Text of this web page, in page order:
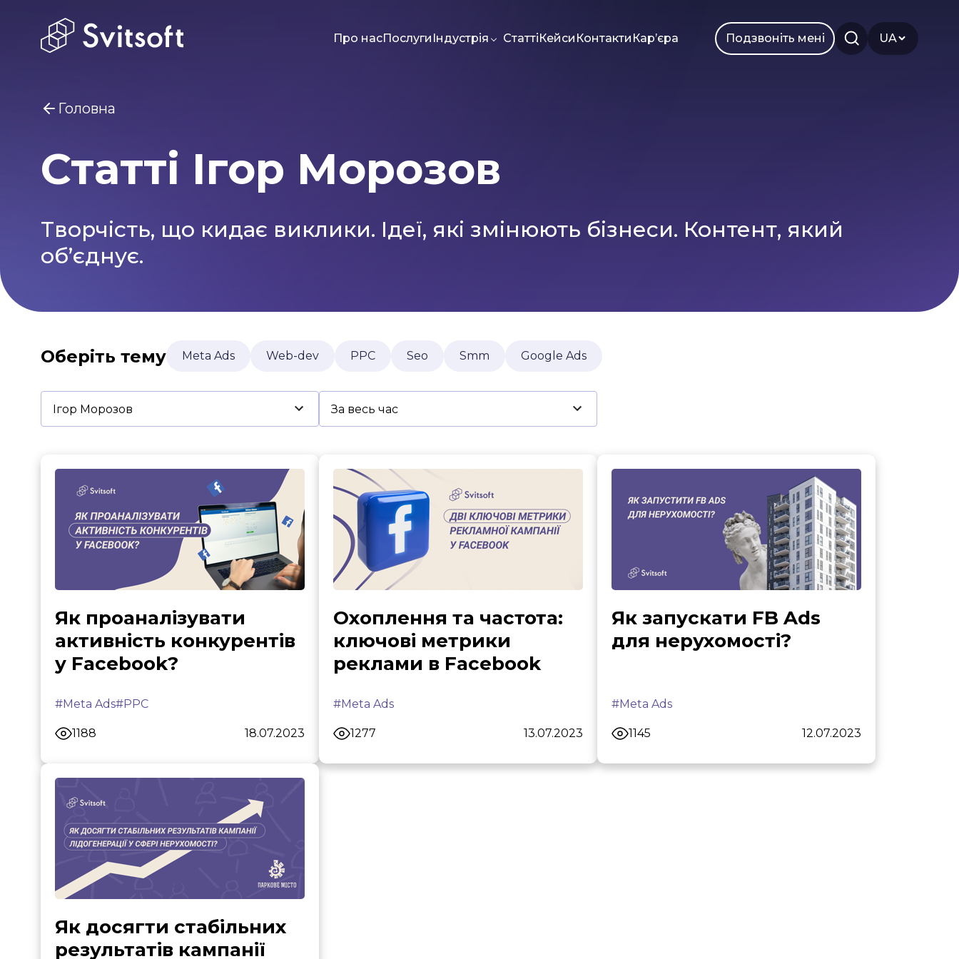
Про насПослуги Індустрія СтаттіКейси Контакти Карʼєра Подзвоніть мені UA
Вам може бути цікаво Meta Ads
Головна
Індустрія
Про нас
Кейси
Статті
Контакти
Карʼєра
©2026 Svitsoft Digital Transformation
Головна
Статті Ігор Морозов
Творчість, що кидає виклики. Ідеї, які змінюють бізнеси. Контент, який
об’єднує.
Оберіть тему Meta Ads Web-dev PPC Seo Smm Google Ads
Як проаналізувати
активність конкурентів
у Facebook?
#Meta Ads#PPC
1188 18.07.2023
Охоплення та частота:
ключові метрики
реклами в Facebook
#Meta Ads
1277 13.07.2023
Як запускати FB Ads
для нерухомості?
#Meta Ads
1145 12.07.2023
Як досягти стабільних
результатів кампанії